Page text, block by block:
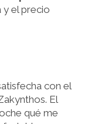
y el precio
con el
El
qué me